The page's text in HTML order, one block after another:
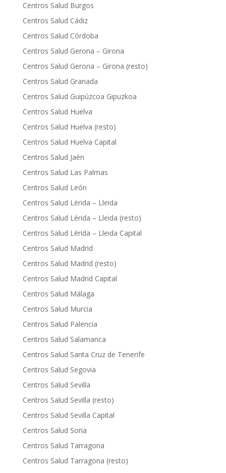
Centros Salud Burgos
Centros Salud Cádiz
Centros Salud Córdoba
Centros Salud Gerona – Girona
Centros Salud Gerona – Girona (resto)
Centros Salud Granada
Centros Salud Guipúzcoa Gipuzkoa
Centros Salud Huelva
Centros Salud Huelva (resto)
Centros Salud Huelva Capital
Centros Salud Jaén
Centros Salud Las Palmas
Centros Salud León
Centros Salud Lérida – Lleida
Centros Salud Lérida – Lleida (resto)
Centros Salud Lérida – Lleida Capital
Centros Salud Madrid
Centros Salud Madrid (resto)
Centros Salud Madrid Capital
Centros Salud Málaga
Centros Salud Murcia
Centros Salud Palencia
Centros Salud Salamanca
Centros Salud Santa Cruz de Tenerife
Centros Salud Segovia
Centros Salud Sevilla
Centros Salud Sevilla (resto)
Centros Salud Sevilla Capital
Centros Salud Soria
Centros Salud Tarragona
Centros Salud Tarragona (resto)